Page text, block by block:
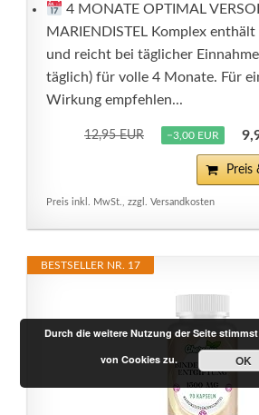
4 MONATE OPTIMAL
MARIENDISTEL Komplex
und reicht bei täglicher Einnahme
täglich) für volle 4 Monate. Für
Wirkung empfehlen...
12,95 EUR −3,00 EUR
Preis
Preis inkl. MwSt., zzgl. Versandkosten
BESTSELLER NR. 17
Durch die weitere Nutzung der Seite
von Cookies zu.
OK